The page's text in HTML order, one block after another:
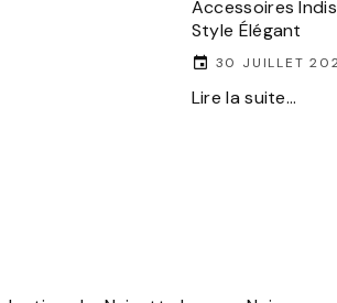
Accessoires
Style Élégant
30 JUILLET
Lire la suite...